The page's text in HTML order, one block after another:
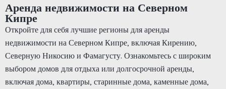
Аренда недвижимости на Северном
Кипре
Откройте для себя лучшие регионы для аренды
недвижимости на Северном Кипре, включая Кирению,
Северную Никосию и Фамагусту. Ознакомьтесь с широким
выбором домов для отдыха или долгосрочной аренды,
включая дома, квартиры, старинные дома, каменные дома,